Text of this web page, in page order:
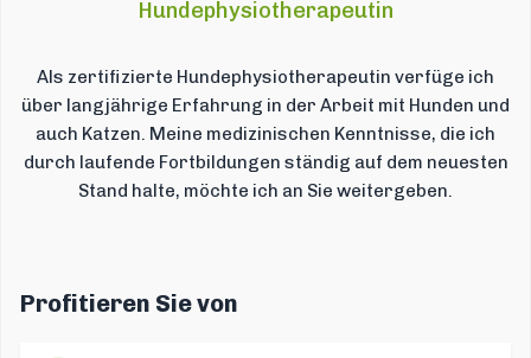
Hundephysiotherapeutin
Als zertifizierte Hundephysiotherapeutin verfüge ich
über langjährige Erfahrung in der Arbeit mit Hunden und
auch Katzen. Meine medizinischen Kenntnisse, die ich
durch laufende Fortbildungen ständig auf dem neuesten
Stand halte, möchte ich an Sie weitergeben.
Profitieren Sie von